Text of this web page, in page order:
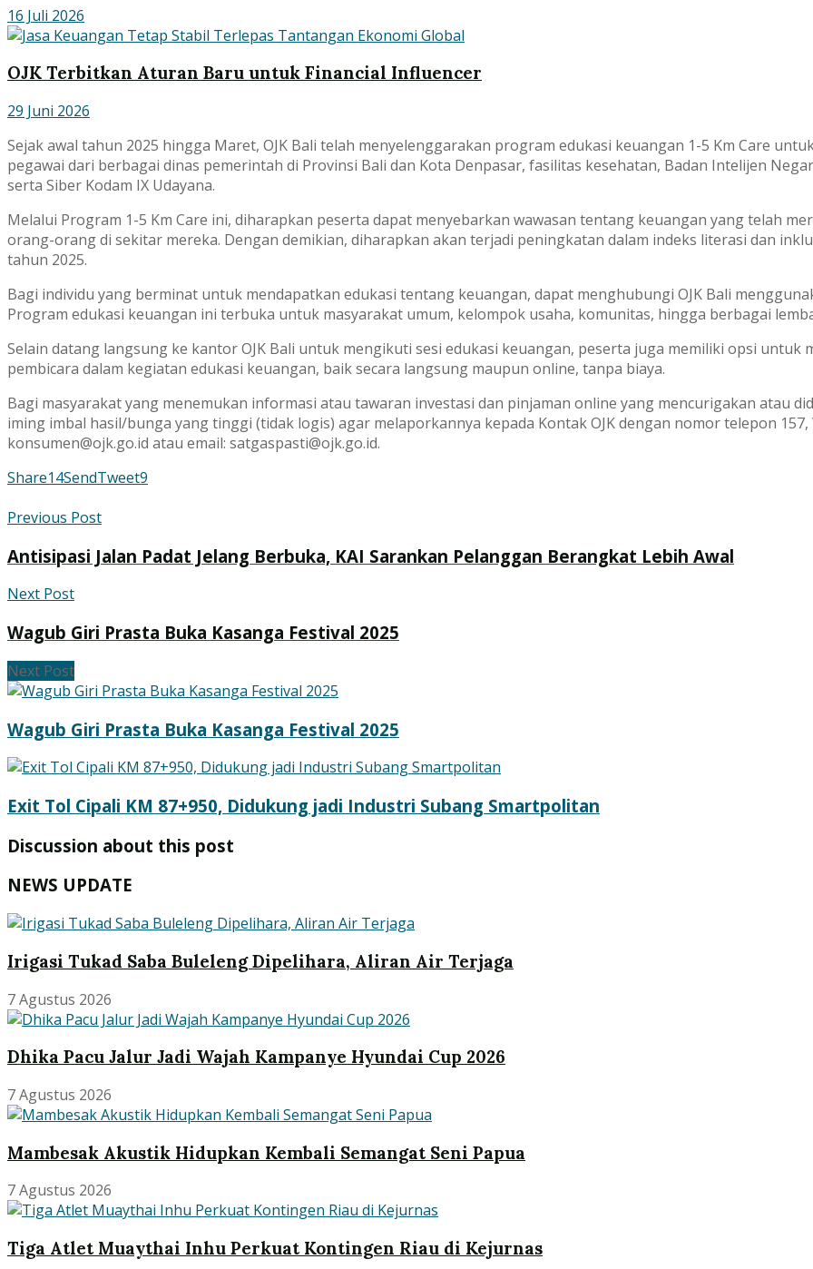
16 Juli 2026
OJK Terbitkan Aturan Baru untuk Financial Influencer
29 Juni 2026
Sejak awal tahun 2025 hingga Maret, OJK Bali telah menyelenggarakan program edukasi keuangan 1-5 Km Care
pegawai dari berbagai dinas pemerintah di Provinsi Bali dan Kota Denpasar, fasilitas kesehatan, Badan Intelijen
serta Siber Kodam IX Udayana.
Melalui Program 1-5 Km Care ini, diharapkan peserta dapat menyebarkan wawasan tentang keuangan yang telah
orang-orang di sekitar mereka. Dengan demikian, diharapkan akan terjadi peningkatan dalam indeks literasi dan
tahun 2025.
Bagi individu yang berminat untuk mendapatkan edukasi tentang keuangan, dapat menghubungi OJK Bali
Program edukasi keuangan ini terbuka untuk masyarakat umum, kelompok usaha, komunitas, hingga berbagai
Selain datang langsung ke kantor OJK Bali untuk mengikuti sesi edukasi keuangan, peserta juga memiliki opsi untuk
pembicara dalam kegiatan edukasi keuangan, baik secara langsung maupun online, tanpa biaya.
Bagi masyarakat yang menemukan informasi atau tawaran investasi dan pinjaman online yang mencurigakan atau
iming imbal hasil/bunga yang tinggi (tidak logis) agar melaporkannya kepada Kontak OJK dengan nomor telepon 157,
konsumen@ojk.go.id atau email: satgaspasti@ojk.go.id.
Share14SendTweet9
Previous Post
Antisipasi Jalan Padat Jelang Berbuka, KAI Sarankan Pelanggan Berangkat Lebih Awal
Next Post
Wagub Giri Prasta Buka Kasanga Festival 2025
Next Post
Wagub Giri Prasta Buka Kasanga Festival 2025
Exit Tol Cipali KM 87+950, Didukung jadi Industri Subang Smartpolitan
Discussion about this post
NEWS UPDATE
Irigasi Tukad Saba Buleleng Dipelihara, Aliran Air Terjaga
7 Agustus 2026
Dhika Pacu Jalur Jadi Wajah Kampanye Hyundai Cup 2026
7 Agustus 2026
Mambesak Akustik Hidupkan Kembali Semangat Seni Papua
7 Agustus 2026
Tiga Atlet Muaythai Inhu Perkuat Kontingen Riau di Kejurnas